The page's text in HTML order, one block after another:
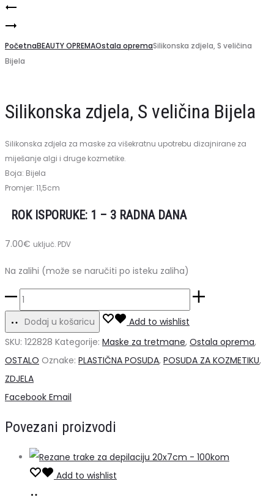
Product
navigation
zdjela
28cm,
Špatula
za
alge
maske,
150mm
–
5kom
PočetnaBEAUTY OPREMAOstala opremaSilikonska zdjela, S veličina
Bijela
Silikonska zdjela, S veličina Bijela
Silikonska zdjela za maske za višekratnu upotrebu dizajnirane za
miješanje algi i druge kozmetike.
Boja: Bijela
Promjer: 11,5cm
ROK ISPORUKE: 1 – 3 RADNA DANA
7.00€ uključ. PDV
Na zalihi (može se naručiti po isteku zaliha)
Silikonska
zdjela,
S
Dodaj u košaricu
Add to wishlist
SKU: 122828 Kategorije: Maske za tretmane, Ostala oprema,
OSTALO Oznake: PLASTIČNA POSUDA, POSUDA ZA KOZMETIKU,
ZDJELA
Share
Facebook Email
Povezani proizvodi
Add to wishlist